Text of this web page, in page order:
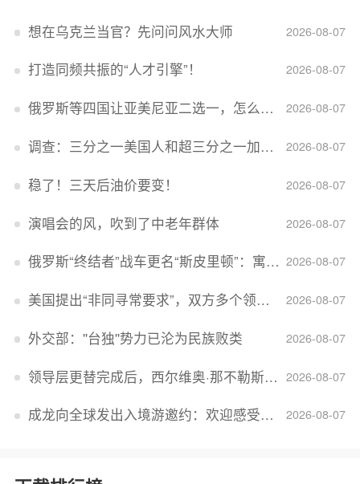
2026-08-07
想在乌克兰当官？先问问风水大师
2026-08-07
打造同频共振的“人才引擎”！
2026-08-07
俄罗斯等四国让亚美尼亚二选一，怎么回事？
2026-08-07
调查：三分之一美国人和超三分之一加拿大人感到经济压力
2026-08-07
稳了！三天后油价要变！
2026-08-07
演唱会的风，吹到了中老年群体
2026-08-07
俄罗斯“终结者”战车更名“斯皮里顿”：寓意强大可靠，彰显俄精神力量
2026-08-07
美国提出“非同寻常要求”，双方多个领域分歧依旧，印美贸易谈判进入“关键阶段”
2026-08-07
外交部：''台独''势力已沦为民族败类
2026-08-07
领导层更替完成后，西尔维奥·那不勒斯出任Lucid首席执行官
2026-08-07
成龙向全球发出入境游邀约：欢迎感受无滤镜的真实中国